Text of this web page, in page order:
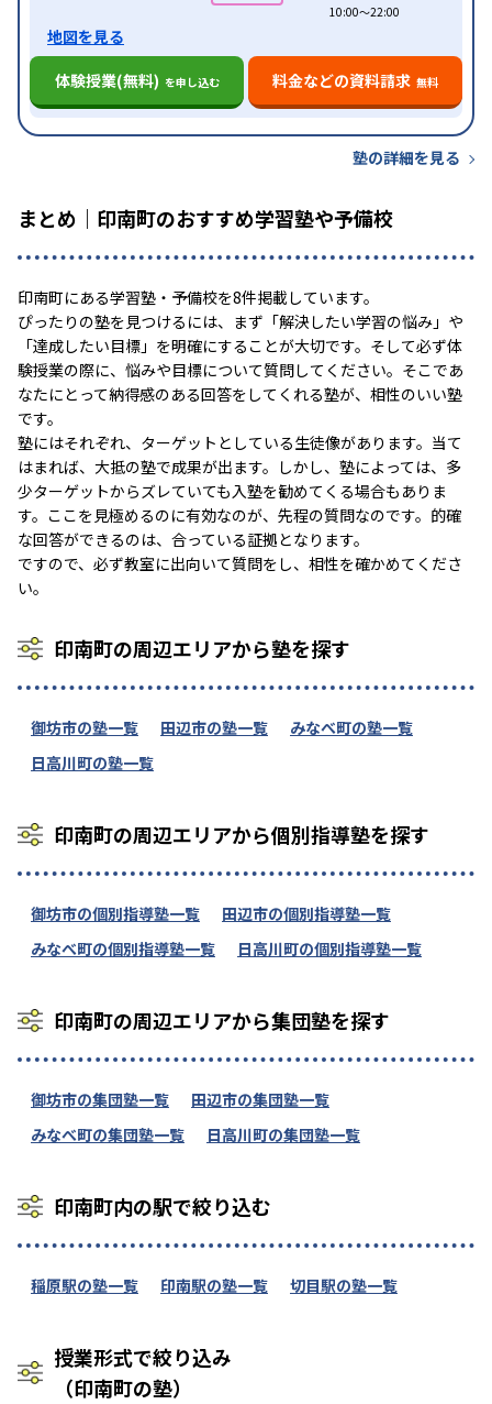
10:00〜22:00
地図を見る
体験授業(無料) を申し込む 料金などの資料請求 無料
塾の詳細を見る
まとめ｜印南町のおすすめ学習塾や予備校
印南町にある学習塾・予備校を8件掲載しています。
ぴったりの塾を見つけるには、まず「解決したい学習の悩み」や
「達成したい目標」を明確にすることが大切です。そして必ず体
験授業の際に、悩みや目標について質問してください。そこであ
なたにとって納得感のある回答をしてくれる塾が、相性のいい塾
です。
塾にはそれぞれ、ターゲットとしている生徒像があります。当て
はまれば、大抵の塾で成果が出ます。しかし、塾によっては、多
少ターゲットからズレていても入塾を勧めてくる場合もありま
す。ここを見極めるのに有効なのが、先程の質問なのです。的確
な回答ができるのは、合っている証拠となります。
ですので、必ず教室に出向いて質問をし、相性を確かめてくださ
い。
印南町の周辺エリアから塾を探す
御坊市の塾一覧 田辺市の塾一覧
みなべ町の塾一覧
日高川町の塾一覧
印南町の周辺エリアから個別指導塾を探す
御坊市の個別指導塾一覧
田辺市の個別指導塾一覧
みなべ町の個別指導塾一覧
日高川町の個別指導塾一覧
印南町の周辺エリアから集団塾を探す
御坊市の集団塾一覧
田辺市の集団塾一覧
みなべ町の集団塾一覧
日高川町の集団塾一覧
印南町内の駅で絞り込む
稲原駅の塾一覧 印南駅の塾一覧 切目駅の塾一覧
授業形式で絞り込み
（印南町の塾）